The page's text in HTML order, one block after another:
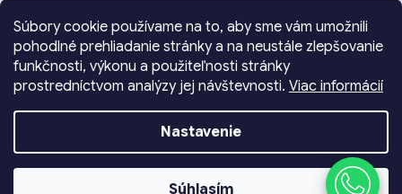
Súbory cookie používame na to, aby sme vám umožnili
pohodlné prehliadanie stránky a na neustále zlepšovanie
funkčnosti, výkonu a použiteľnosti stránky
prostredníctvom analýzy jej návštevnosti. Viac informácií
Nastavenie
Súhlasím
Vytvoril Shoptet
Copyright 2026Dencop Lighting spol. s r.o.. Všetky
práva vyhradené.